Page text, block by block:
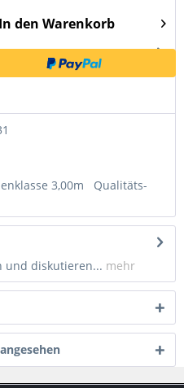
In den Warenkorb
3,00m Qualitäts-
und diskutieren... mehr